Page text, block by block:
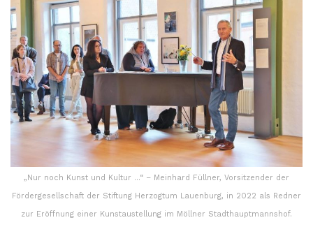
„Nur noch Kunst und Kultur …“ – Meinhard Füllner, Vorsitzender der
Fördergesellschaft der Stiftung Herzogtum Lauenburg, in 2022 als Redner
zur Eröffnung einer Kunstaustellung im Möllner Stadthauptmannshof.